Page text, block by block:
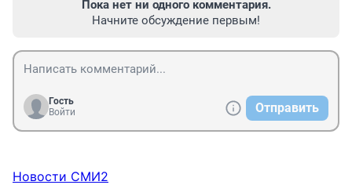
Пока нет ни одного комментария.
Начните обсуждение первым!
Гость
Войти
Отправить
Новости СМИ2